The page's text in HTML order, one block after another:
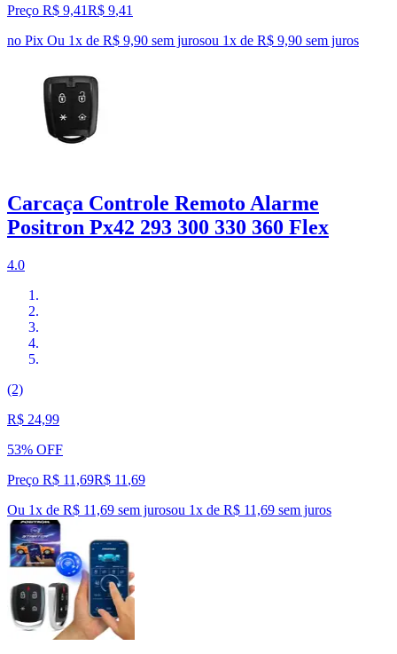
Preço R$ 9,41R$ 9,41
no Pix Ou 1x de R$ 9,90 sem jurosou 1x de R$ 9,90 sem juros
Carcaça Controle Remoto Alarme
Positron Px42 293 300 330 360 Flex
4.0
(2)
R$ 24,99
53% OFF
Preço R$ 11,69R$ 11 ,69
Ou 1x de R$ 11,69 sem jurosou 1x de R$ 11,69 sem juros